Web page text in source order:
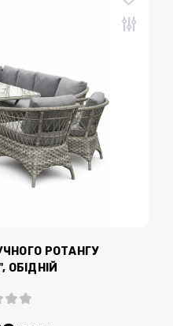
РОТАНГУ
ОБІДНІЙ